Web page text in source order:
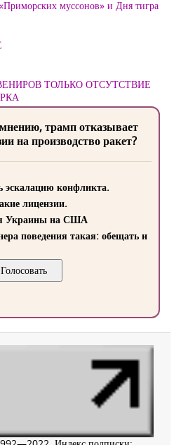
муссонов» и Дня тигра
ТОЛЬКО ОТСУТСТВИЕ
трамп отказывает
на производство ракет?
эскалацию конфликта.
лицензии.
Украины на США
поведения такая: обещать и